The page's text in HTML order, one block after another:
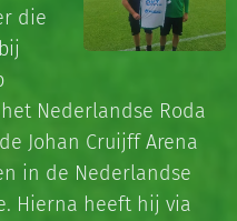
die
Nederlandse Roda
Johan Cruijff Arena
in de Nederlandse
Hierna heeft hij via